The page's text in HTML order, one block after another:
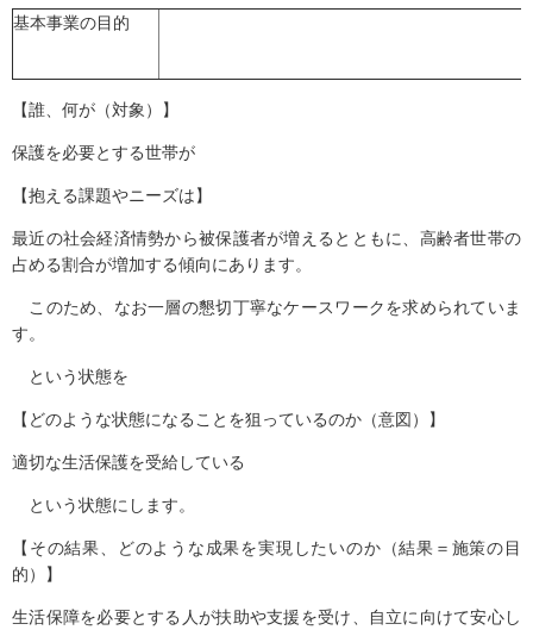
基本事業の目的
【誰、何が（対象）】
保護を必要とする世帯が
【抱える課題やニーズは】
最近の社会経済情勢から被保護者が増えるとともに、高齢者世帯の
占める割合が増加する傾向にあります。
このため、なお一層の懇切丁寧なケースワークを求められていま
す。
という状態を
【どのような状態になることを狙っているのか（意図）】
適切な生活保護を受給している
という状態にします。
【その結果、どのような成果を実現したいのか（結果＝施策の目
的）】
生活保障を必要とする人が扶助や支援を受け、自立に向けて安心し